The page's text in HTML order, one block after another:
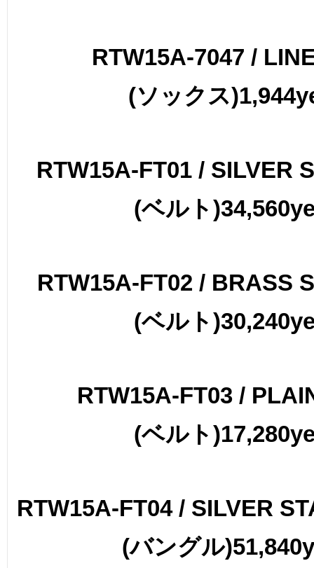
RTW15A-7047 /
(ソックス
RTW15A-FT01 / SILVER
(ベルト
RTW15A-FT02 / BRASS
(ベルト
RTW15A-FT03 /
(ベルト
RTW15A-FT04 / SILVER
(バングル